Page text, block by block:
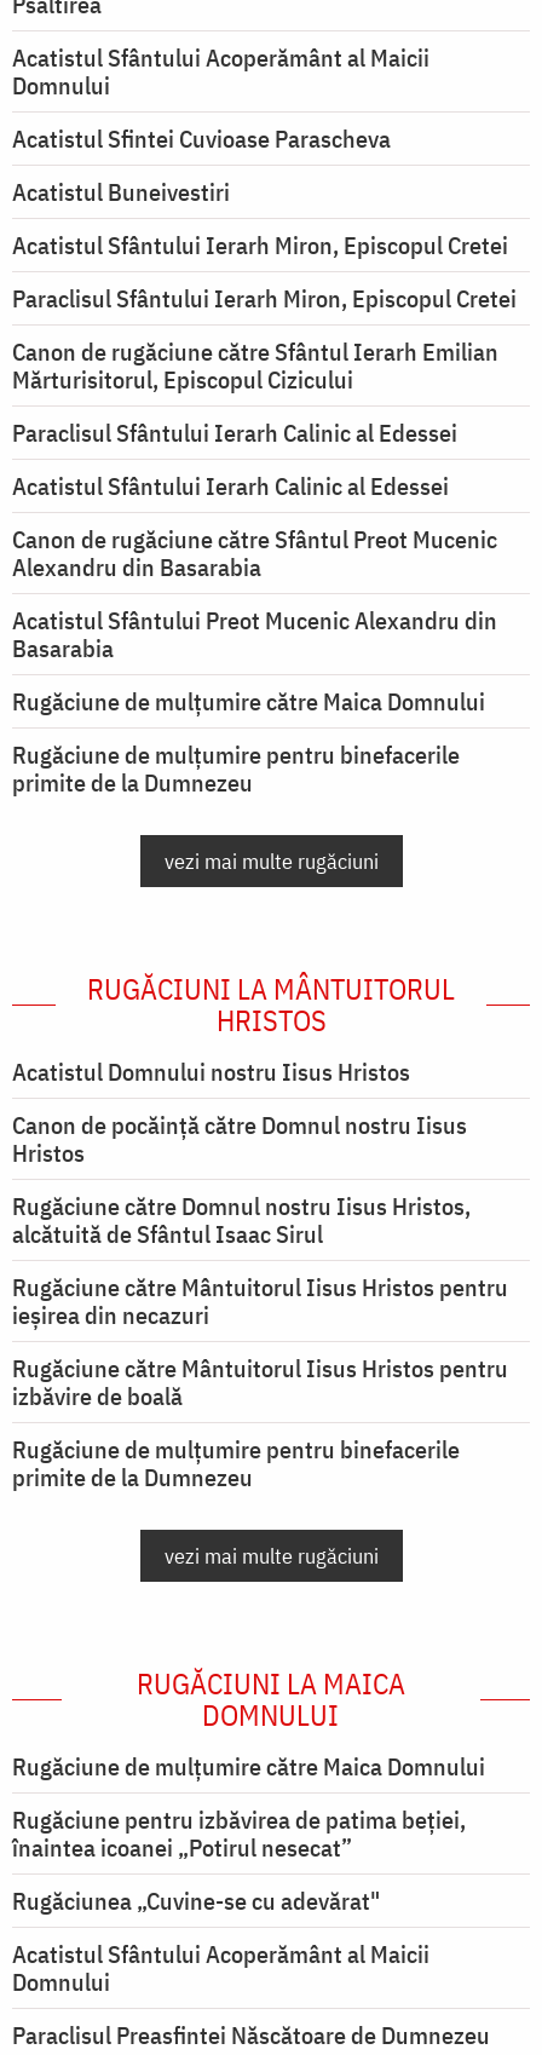
Acatistul Sfântului Acoperământ al Maicii
Domnului
Acatistul Sfintei Cuvioase Parascheva
Acatistul Buneivestiri
Acatistul Sfântului Ierarh Miron, Episcopul Cretei
Paraclisul Sfântului Ierarh Miron, Episcopul Cretei
Canon de rugăciune către Sfântul Ierarh Emilian
Mărturisitorul, Episcopul Cizicului
Paraclisul Sfântului Ierarh Calinic al Edessei
Acatistul Sfântului Ierarh Calinic al Edessei
Canon de rugăciune către Sfântul Preot Mucenic
Alexandru din Basarabia
Acatistul Sfântului Preot Mucenic Alexandru din
Basarabia
Rugăciune de mulţumire către Maica Domnului
Rugăciune de mulțumire pentru binefacerile
primite de la Dumnezeu
vezi mai multe rugăciuni
RUGĂCIUNI LA MÂNTUITORUL
HRISTOS
Acatistul Domnului nostru Iisus Hristos
Canon de pocăință către Domnul nostru Iisus
Hristos
Rugăciune către Domnul nostru Iisus Hristos,
alcătuită de Sfântul Isaac Sirul
Rugăciune către Mântuitorul Iisus Hristos pentru
ieşirea din necazuri
Rugăciune către Mântuitorul Iisus Hristos pentru
izbăvire de boală
Rugăciune de mulțumire pentru binefacerile
primite de la Dumnezeu
vezi mai multe rugăciuni
RUGĂCIUNI LA MAICA
DOMNULUI
Rugăciune de mulţumire către Maica Domnului
Rugăciune pentru izbăvirea de patima beției,
înaintea icoanei „Potirul nesecat”
Rugăciunea „Cuvine-se cu adevărat"
Acatistul Sfântului Acoperământ al Maicii
Domnului
Paraclisul Preasfintei Născătoare de Dumnezeu